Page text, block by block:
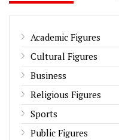
Academic Figures
Cultural Figures
Business
Religious Figures
Sports
Public Figures